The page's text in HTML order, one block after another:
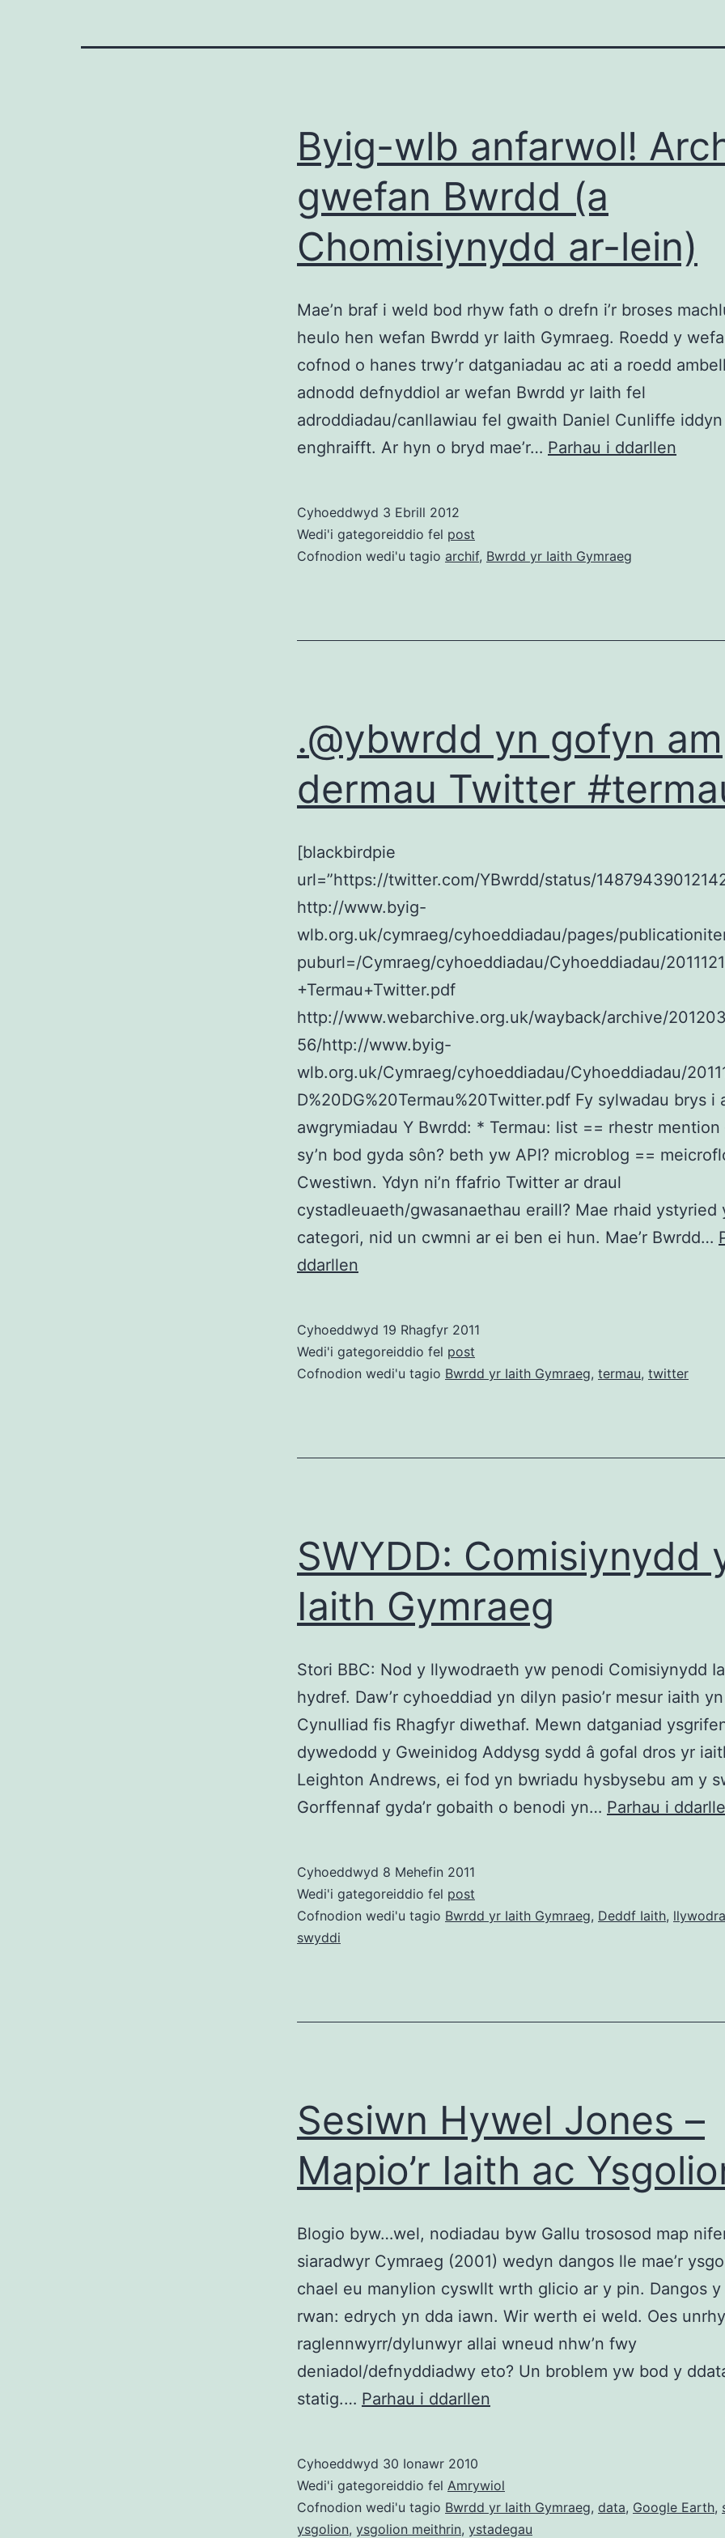
Byig-wlb anfarwol!
gwefan Bwrdd (a
Chomisiynydd ar-lein)
Mae’n braf i weld bod rhyw fath o drefn i’r broses
heulo hen wefan Bwrdd yr Iaith Gymraeg. Roedd y
cofnod o hanes trwy’r datganiadau ac ati a roedd
adnodd defnyddiol ar wefan Bwrdd yr Iaith fel
adroddiadau/canllawiau fel gwaith Daniel Cunliffe
enghraifft. Ar hyn o bryd mae’r… Parhau i ddarllen
Cyhoeddwyd 3 Ebrill 2012
Wedi'i gategoreiddio fel post
Cofnodion wedi'u tagio archif, Bwrdd yr Iaith Gymraeg
.@ybwrdd yn gofyn am
dermau Twitter
[blackbirdpie
url=”https://twitter.com/YBwrdd/status/
http://www.byig-
wlb.org.uk/cymraeg/cyhoeddiadau/pages/
puburl=/Cymraeg/cyhoeddiadau/Cyhoeddiadau/
+Termau+Twitter.pdf
http://www.webarchive.org.uk/wayback/archive/
56/http://www.byig-
wlb.org.uk/Cymraeg/cyhoeddiadau/Cyhoeddiadau/
D%20DG%20Termau%20Twitter.pdf Fy sylwadau brys i
awgrymiadau Y Bwrdd: * Termau: list == rhestr mention
sy’n bod gyda sôn? beth yw API? microblog ==
Cwestiwn. Ydyn ni’n ffafrio Twitter ar draul
cystadleuaeth/gwasanaethau eraill? Mae rhaid ystyried
categori, nid un cwmni ar ei ben ei hun. Mae’r Bwrdd…
ddarllen
am
dermau
Cyhoeddwyd 19 Rhagfyr 2011
Wedi'i gategoreiddio fel post
Cofnodion wedi'u tagio Bwrdd yr Iaith Gymraeg, termau, twitter
SWYDD: Comisiynydd
Iaith Gymraeg
Stori BBC: Nod y llywodraeth yw penodi Comisiynydd
hydref. Daw’r cyhoeddiad yn dilyn pasio’r mesur iaith
Cynulliad fis Rhagfyr diwethaf. Mewn datganiad
dywedodd y Gweinidog Addysg sydd â gofal dros yr
Leighton Andrews, ei fod yn bwriadu hysbysebu am y
Gorffennaf gyda’r gobaith o benodi yn… Parhau i
Cyhoeddwyd 8 Mehefin 2011
Wedi'i gategoreiddio fel post
Cofnodion wedi'u tagio Bwrdd yr Iaith Gymraeg, Deddf Iaith,
swyddi
Sesiwn Hywel Jones –
Mapio’r Iaith ac
Blogio byw…wel, nodiadau byw Gallu trososod map
siaradwyr Cymraeg (2001) wedyn dangos lle mae’r
chael eu manylion cyswllt wrth glicio ar y pin. Dangos y
rwan: edrych yn dda iawn. Wir werth ei weld. Oes
raglennwyrr/dylunwyr allai wneud nhw’n fwy
deniadol/defnyddiadwy eto? Un broblem yw bod y
statig.… Parhau i ddarllen
–
Mapio’r
Cyhoeddwyd 30 Ionawr 2010
Wedi'i gategoreiddio fel Amrywiol
Cofnodion wedi'u tagio Bwrdd yr Iaith Gymraeg, data, Google Earth,
ysgolion, ysgolion meithrin, ystadegau